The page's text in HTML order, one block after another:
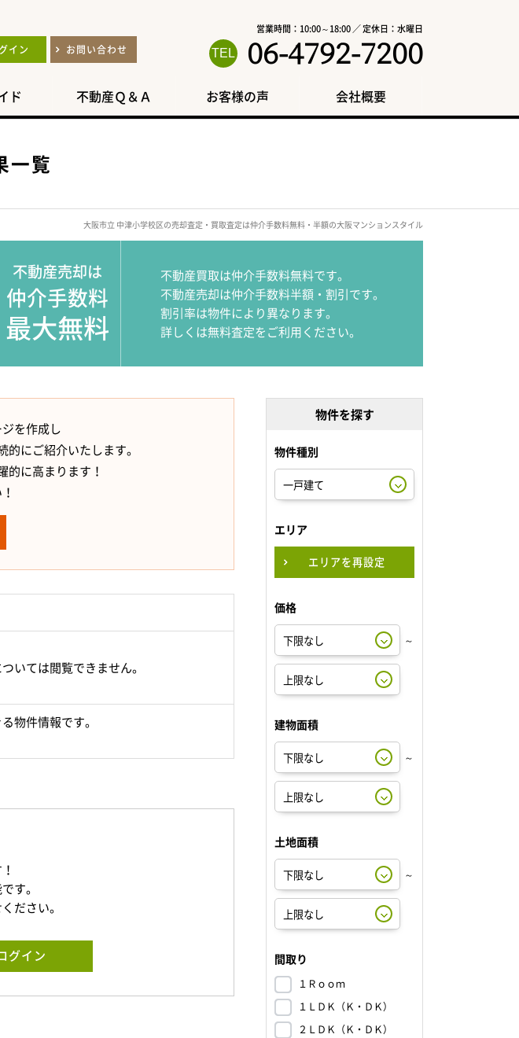
イン お問い合わせ
営業時間：10:00～18:00 ／ 定休日：水曜日
06-4792-7200
ド 不動産Ｑ＆Ａ お客様の声 会社概要
一覧
大阪市立 中津小学校区の売却査定・買取査定は仲介手数料無料・半額の大阪マンションスタイル
不動産売却は
仲介手数料
最大無料
不動産買取は仲介手数料無料です。
不動産売却は仲介手数料半額・割引です。
割引率は物件により異なります。
詳しくは無料査定をご利用ください。
を作成し
にご紹介いたします。
的に高まります！
いては閲覧できません。
物件情報です。
す。
ださい。
グイン
物件を探す
物件種別
エリア
エリアを再設定
価格
～
建物面積
～
土地面積
～
間取り
１Ｒｏｏｍ
１ＬＤＫ（Ｋ・ＤＫ）
２ＬＤＫ（Ｋ・ＤＫ）